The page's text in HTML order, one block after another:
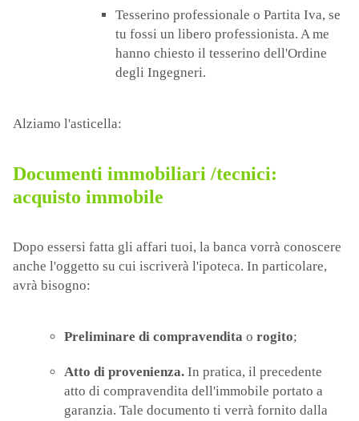
Tesserino professionale o Partita Iva, se
tu fossi un libero professionista. A me
hanno chiesto il tesserino dell'Ordine
degli Ingegneri.
Alziamo l'asticella:
Documenti immobiliari /tecnici:
acquisto immobile
Dopo essersi fatta gli affari tuoi, la banca vorrà conoscere
anche l'oggetto su cui iscriverà l'ipoteca. In particolare,
avrà bisogno:
Preliminare di compravendita o rogito;
Atto di provenienza. In pratica, il precedente
atto di compravendita dell'immobile portato a
garanzia. Tale documento ti verrà fornito dalla